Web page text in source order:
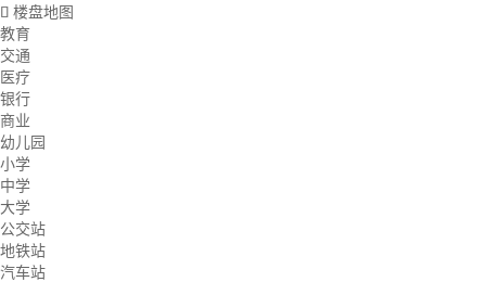
 楼盘地图
教育
交通
医疗
银行
商业
幼儿园
小学
中学
大学
公交站
地铁站
汽车站